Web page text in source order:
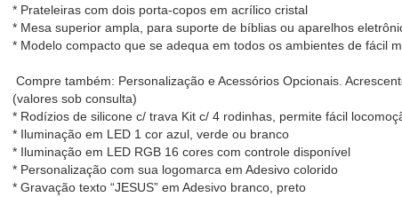
* Prateleiras com dois porta-copos em acrílico cristal
* Mesa superior ampla, para suporte de bíblias ou aparelhos
* Modelo compacto que se adequa em todos os ambientes de fácil
Compre também: Personalização e Acessórios Opcionais.
(valores sob consulta)
* Rodízios de silicone c/ trava Kit c/ 4 rodinhas, permite fácil
* Iluminação em LED 1 cor azul, verde ou branco
* Iluminação em LED RGB 16 cores com controle disponível
* Personalização com sua logomarca em Adesivo colorido
* Gravação texto “JESUS” em Adesivo branco, preto